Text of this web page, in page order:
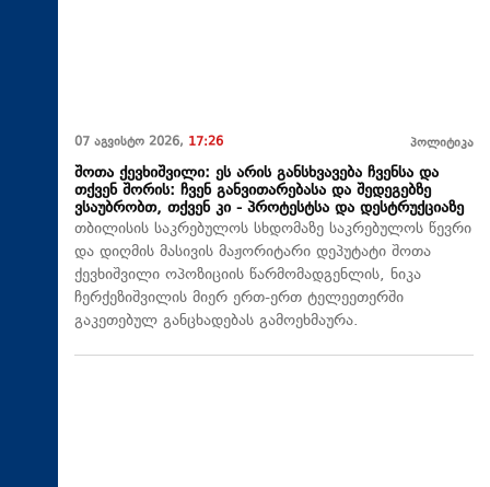
07 აგვისტო 2026, 17:26 პოლიტიკა
შოთა ქევხიშვილი: ეს არის განსხვავება ჩვენსა და
თქვენ შორის: ჩვენ განვითარებასა და შედეგებზე
ვსაუბრობთ, თქვენ კი - პროტესტსა და დესტრუქციაზე
თბილისის საკრებულოს სხდომაზე საკრებულოს წევრი
და დიღმის მასივის მაჟორიტარი დეპუტატი შოთა
ქევხიშვილი ოპოზიციის წარმომადგენლის, ნიკა
ჩერქეზიშვილის მიერ ერთ-ერთ ტელეეთერში
გაკეთებულ განცხადებას გამოეხმაურა.